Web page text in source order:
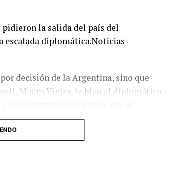
pidieron la salida del país del
escalada diplomática.Noticias
decisión de la Argentina, sino que
Mauro Vieira, le hizo al diplomático
en fortalecer un sentimiento de
declaraciones de los mandatarios más